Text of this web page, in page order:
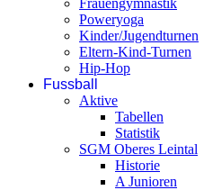
Frauengymnastik
Poweryoga
Kinder/Jugendturnen
Eltern-Kind-Turnen
Hip-Hop
Fussball
Aktive
Tabellen
Statistik
SGM Oberes Leintal
Historie
A Junioren